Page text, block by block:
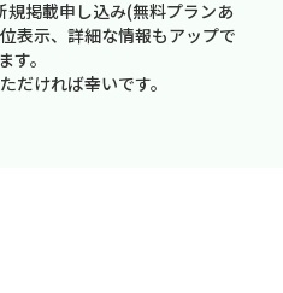
規掲載申し込み(無料プランあ
表示、詳細な情報もアップで
す。
だければ幸いです。